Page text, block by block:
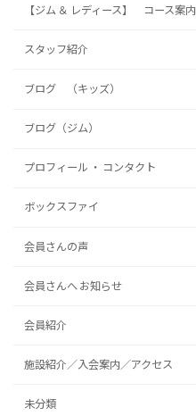
【ジム ＆ レディース】 コース案内
スタッフ紹介
ブログ （キッズ）
ブログ（ジム）
プロフィール ・ コンタクト
ボックスファイ
会員さんの声
会員さんへ お知らせ
会員紹介
施設紹介／入会案内／アクセス
未分類